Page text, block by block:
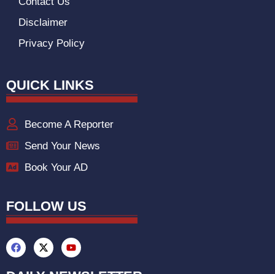
Disclaimer
Privacy Policy
QUICK LINKS
Become A Reporter
Send Your News
Book Your AD
FOLLOW US